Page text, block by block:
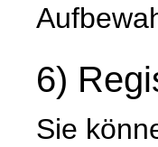
6)
Sie